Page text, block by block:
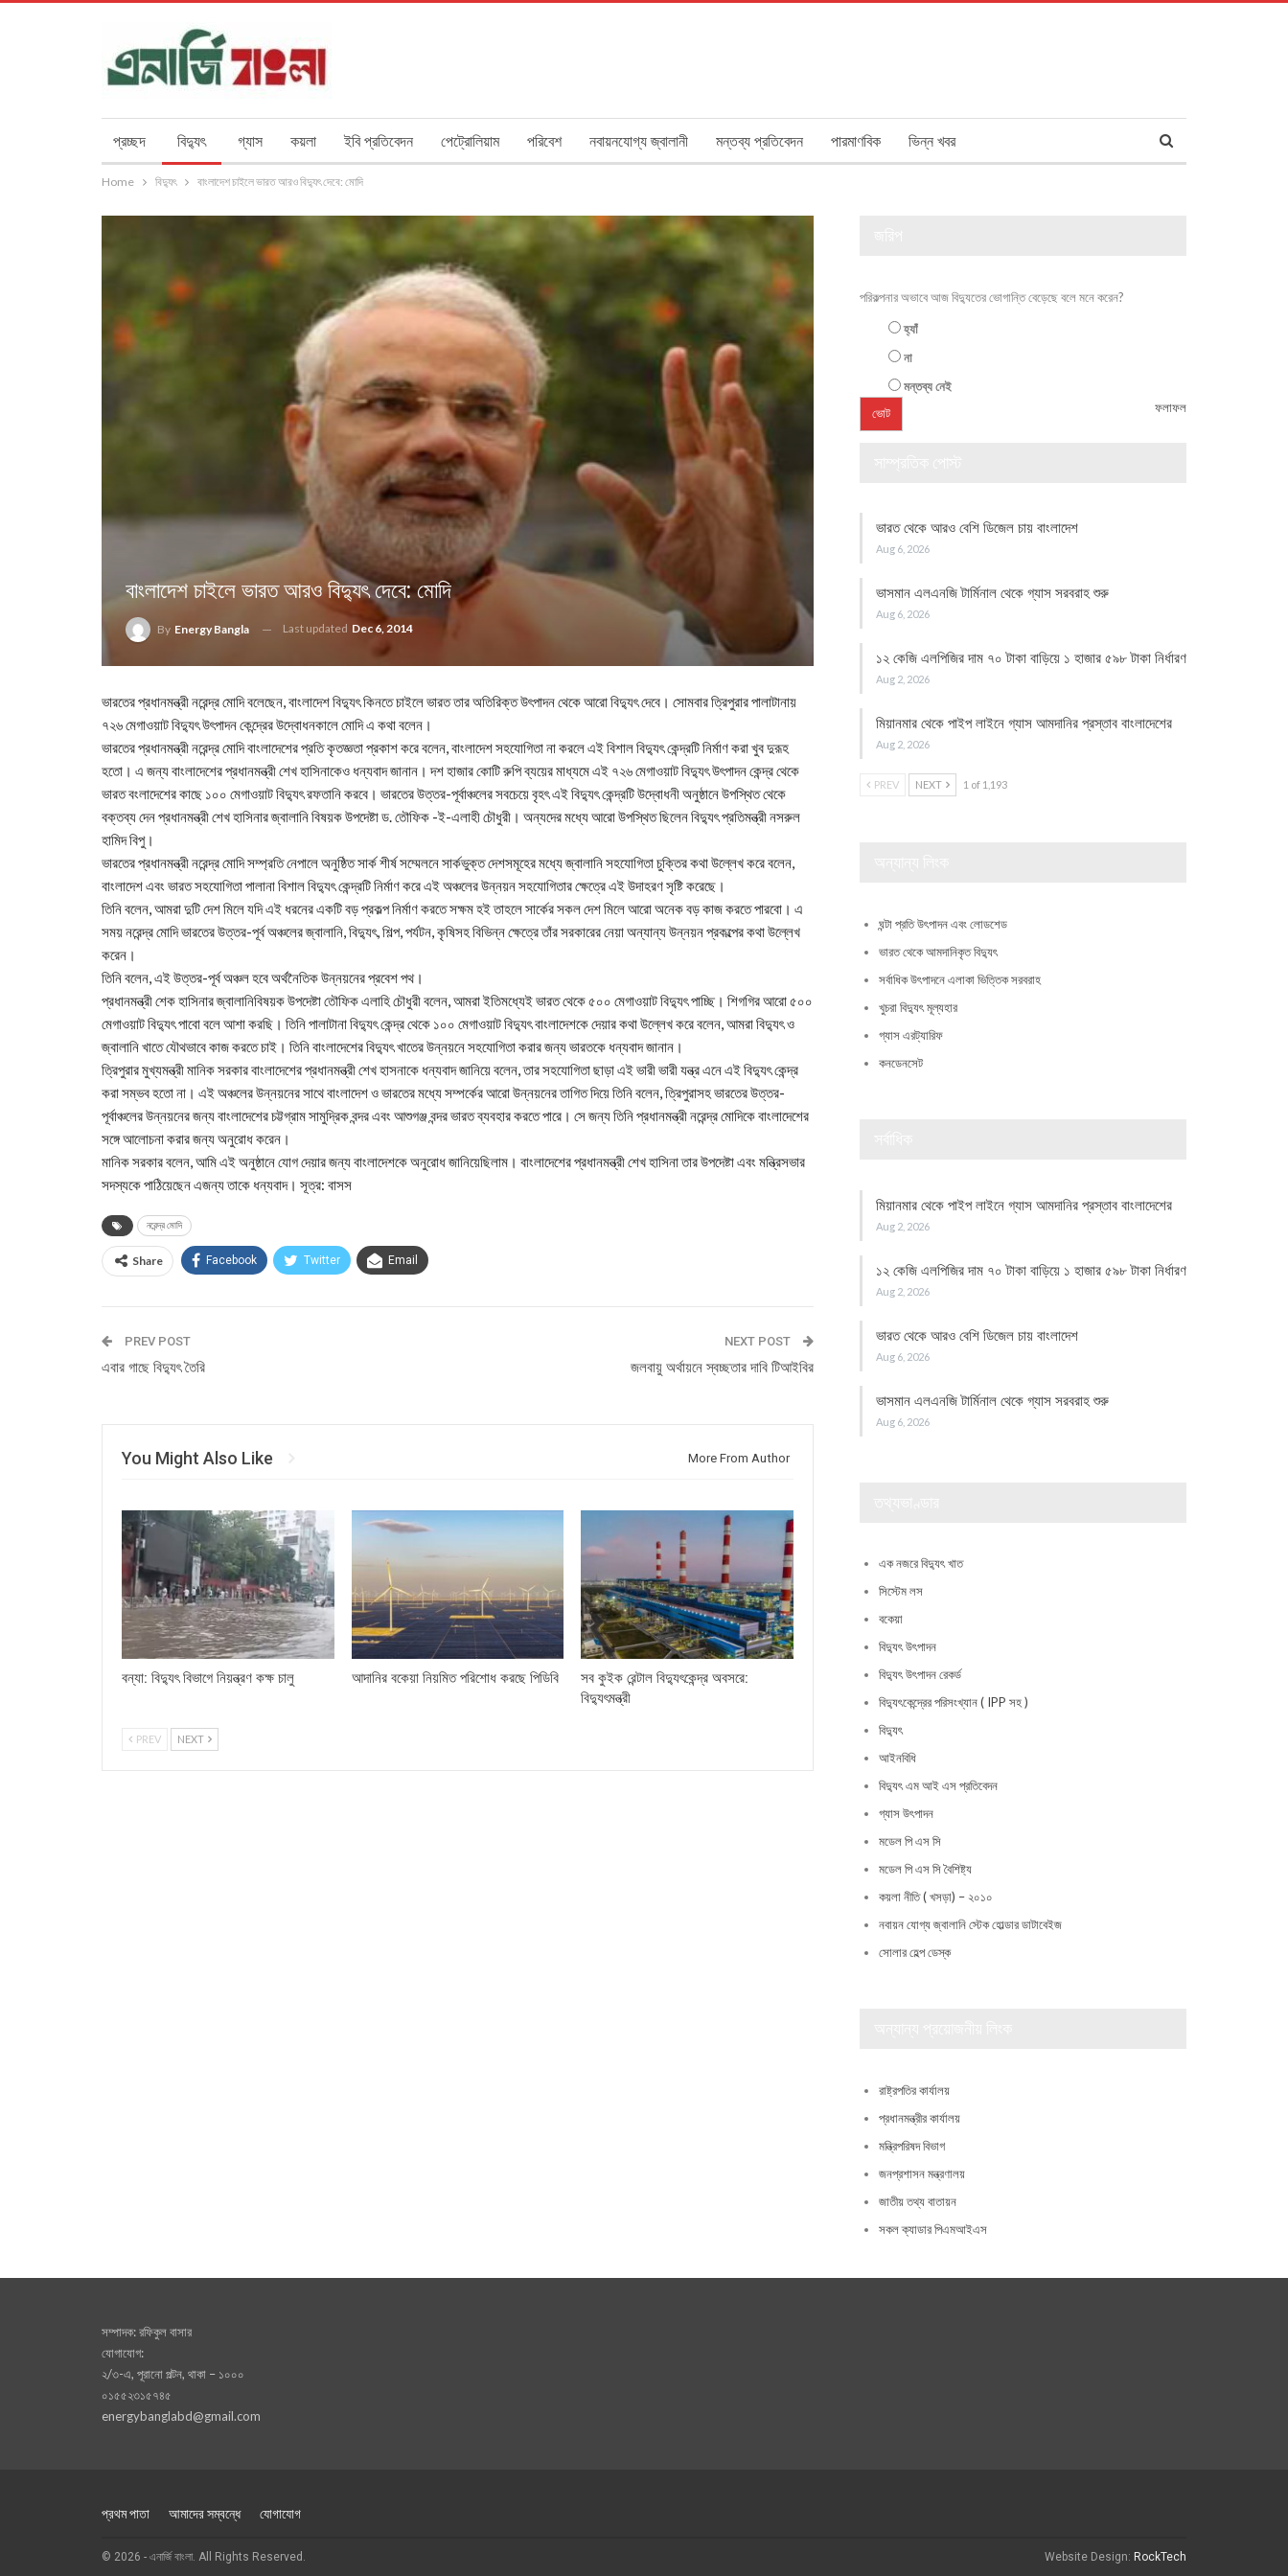
প্রচ্ছদ বিদ্যুৎ গ্যাস কয়লা ইবি প্রতিবেদন পেট্রোলিয়াম পরিবেশ নবায়নযোগ্য জ্বালানী মন্তব্য প্রতিবেদন পারমাণবিক ভিন্ন খবর
Home বিদ্যুৎ বাংলাদেশ চাইলে ভারত আরও বিদ্যুৎ দেবে: মোদি
বাংলাদেশ চাইলে ভারত আরও বিদ্যুৎ দেবে: মোদি
By Energy Bangla Last updated Dec 6, 2014
ভারতের প্রধানমন্ত্রী নরেন্দ্র মোদি বলেছেন, বাংলাদেশ বিদ্যুৎ কিনতে চাইলে ভারত তার অতিরিক্ত উৎপাদন থেকে আরো বিদ্যুৎ দেবে। সোমবার ত্রিপুরার পালাটানায়
৭২৬ মেগাওয়াট বিদ্যুৎ উৎপাদন কেন্দ্রের উদ্বোধনকালে মোদি এ কথা বলেন।
ভারতের প্রধানমন্ত্রী নরেন্দ্র মোদি বাংলাদেশের প্রতি কৃতজ্ঞতা প্রকাশ করে বলেন, বাংলাদেশ সহযোগিতা না করলে এই বিশাল বিদ্যুৎ কেন্দ্রটি নির্মাণ করা খুব দুরূহ
হতো। এ জন্য বাংলাদেশের প্রধানমন্ত্রী শেখ হাসিনাকেও ধন্যবাদ জানান। দশ হাজার কোটি রুপি ব্যয়ের মাধ্যমে এই ৭২৬ মেগাওয়াট বিদ্যুৎ উৎপাদন কেন্দ্র থেকে
ভারত বংলাদেশের কাছে ১০০ মেগাওয়াট বিদ্যুৎ রফতানি করবে। ভারতের উত্তর-পূর্বাঞ্চলের সবচেয়ে বৃহৎ এই বিদ্যুৎ কেন্দ্রটি উদ্বোধনী অনুষ্ঠানে উপস্থিত থেকে
বক্তব্য দেন প্রধানমন্ত্রী শেখ হাসিনার জ্বালানি বিষয়ক উপদেষ্টা ড. তৌফিক -ই-এলাহী চৌধুরী। অন্যদের মধ্যে আরো উপস্থিত ছিলেন বিদ্যুৎ প্রতিমন্ত্রী নসরুল
হামিদ বিপু।
ভারতের প্রধানমন্ত্রী নরেন্দ্র মোদি সম্প্রতি নেপালে অনুষ্ঠিত সার্ক শীর্ষ সম্মেলনে সার্কভুক্ত দেশসমূহের মধ্যে জ্বালানি সহযোগিতা চুক্তির কথা উল্লেখ করে বলেন,
বাংলাদেশ এবং ভারত সহযোগিতা পালানা বিশাল বিদ্যুৎ কেন্দ্রটি নির্মাণ করে এই অঞ্চলের উন্নয়ন সহযোগিতার ক্ষেত্রে এই উদাহরণ সৃষ্টি করেছে।
তিনি বলেন, আমরা দুটি দেশ মিলে যদি এই ধরনের একটি বড় প্রকল্প নির্মাণ করতে সক্ষম হই তাহলে সার্কের সকল দেশ মিলে আরো অনেক বড় কাজ করতে পারবো। এ
সময় নরেন্দ্র মোদি ভারতের উত্তর-পূর্ব অঞ্চলের জ্বালানি, বিদ্যুৎ, শিল্প, পর্যটন, কৃষিসহ বিভিন্ন ক্ষেত্রে তাঁর সরকারের নেয়া অন্যান্য উন্নয়ন প্রকল্পের কথা উল্লেখ
করেন।
তিনি বলেন, এই উত্তর-পূর্ব অঞ্চল হবে অর্থনৈতিক উন্নয়নের প্রবেশ পথ।
প্রধানমন্ত্রী শেক হাসিনার জ্বালানিবিষয়ক উপদেষ্টা তৌফিক এলাহি চৌধুরী বলেন, আমরা ইতিমধ্যেই ভারত থেকে ৫০০ মেগাওয়াট বিদ্যুৎ পাচ্ছি। শিগগির আরো ৫০০
মেগাওয়াট বিদ্যুৎ পাবো বলে আশা করছি। তিনি পালাটানা বিদ্যুৎ কেন্দ্র থেকে ১০০ মেগাওয়াট বিদ্যুৎ বাংলাদেশকে দেয়ার কথা উল্লেখ করে বলেন, আমরা বিদ্যুৎ ও
জ্বালানি খাতে যৌথভাবে কাজ করতে চাই। তিনি বাংলাদেশের বিদ্যুৎ খাতের উন্নয়নে সহযোগিতা করার জন্য ভারতকে ধন্যবাদ জানান।
ত্রিপুরার মুখ্যমন্ত্রী মানিক সরকার বাংলাদেশের প্রধানমন্ত্রী শেখ হাসনাকে ধন্যবাদ জানিয়ে বলেন, তার সহযোগিতা ছাড়া এই ভারী ভারী যন্ত্র এনে এই বিদ্যুৎ কেন্দ্র
করা সম্ভব হতো না। এই অঞ্চলের উন্নয়নের সাথে বাংলাদেশ ও ভারতের মধ্যে সম্পর্কের আরো উন্নয়নের তাগিত দিয়ে তিনি বলেন, ত্রিপুরাসহ ভারতের উত্তর-
পূর্বাঞ্চলের উন্নয়নের জন্য বাংলাদেশের চট্টগ্রাম সামুদ্রিক বন্দর এবং আশুগঞ্জ বন্দর ভারত ব্যবহার করতে পারে। সে জন্য তিনি প্রধানমন্ত্রী নরেন্দ্র মোদিকে বাংলাদেশের
সঙ্গে আলোচনা করার জন্য অনুরোধ করেন।
মানিক সরকার বলেন, আমি এই অনুষ্ঠানে যোগ দেয়ার জন্য বাংলাদেশকে অনুরোধ জানিয়েছিলাম। বাংলাদেশের প্রধানমন্ত্রী শেখ হাসিনা তার উপদেষ্টা এবং মন্ত্রিসভার
সদস্যকে পাঠিয়েছেন এজন্য তাকে ধন্যবাদ। সূত্র: বাসস
নরেন্দ্র মোদি
Share Facebook Twitter Email
PREV POST
এবার গাছে বিদ‌্যুৎ তৈরি
NEXT POST
জলবায়ু অর্থায়নে স্বচ্ছতার দাবি টিআইবির
You Might Also Like More From Author
বন্যা: বিদ্যুৎ বিভাগে নিয়ন্ত্রণ কক্ষ চালু আদানির বকেয়া নিয়মিত পরিশোধ করছে পিডিবি
সব কুইক রেন্টাল বিদ্যুৎকেন্দ্র অবসরে:
বিদ্যুৎমন্ত্রী
PREV NEXT
পরিকল্পনার অভাবে আজ বিদ্যুতের ভোগান্তি বেড়েছে বলে মনে করেন?
হ্যাঁ
না
মন্তব্য নেই
ফলাফল
ভারত থেকে আরও বেশি ডিজেল চায় বাংলাদেশ
Aug 6, 2026
ভাসমান এলএনজি টার্মিনাল থেকে গ্যাস সরবরাহ শুরু
Aug 6, 2026
১২ কেজি এলপিজির দাম ৭০ টাকা বাড়িয়ে ১ হাজার ৫৯৮ টাকা নির্ধারণ
Aug 2, 2026
মিয়ানমার থেকে পাইপ লাইনে গ্যাস আমদানির প্রস্তাব বাংলাদেশের
Aug 2, 2026
PREV NEXT 1 of 1,193
ঘন্টা প্রতি উৎপাদন এবং লোডশেড
ভারত থেকে আমদানিকৃত বিদ্যুৎ
সর্বাধিক উৎপাদনে এলাকা ভিত্তিক সরবরাহ
খুচরা বিদ্যুৎ মূল্যহার
গ্যাস এরট্যারিফ
কনডেনসেট
মিয়ানমার থেকে পাইপ লাইনে গ্যাস আমদানির প্রস্তাব বাংলাদেশের
Aug 2, 2026
১২ কেজি এলপিজির দাম ৭০ টাকা বাড়িয়ে ১ হাজার ৫৯৮ টাকা নির্ধারণ
Aug 2, 2026
ভারত থেকে আরও বেশি ডিজেল চায় বাংলাদেশ
Aug 6, 2026
ভাসমান এলএনজি টার্মিনাল থেকে গ্যাস সরবরাহ শুরু
Aug 6, 2026
এক নজরে বিদ্যুৎ খাত
সিস্টেম লস
বকেয়া
বিদ্যুৎ উৎপাদন
বিদ্যুৎ উৎপাদন রেকর্ড
বিদ্যুৎকেন্দ্রের পরিসংখ্যান ( IPP সহ )
বিদ্যুৎ
আইনবিধি
বিদ্যুৎ এম আই এস প্রতিবেদন
গ্যাস উৎপাদন
মডেল পি এস সি
মডেল পি এস সি বৈশিষ্ট্য
কয়লা নীতি ( খসড়া) – ২০১০
নবায়ন যোগ্য জ্বালানি স্টেক হোল্ডার ডাটাবেইজ
সোলার হেল্প ডেস্ক
রাষ্ট্রপতির কার্যালয়
প্রধানমন্ত্রীর কার্যালয়
মন্ত্রিপরিষদ বিভাগ
জনপ্রশাসন মন্ত্রণালয়
জাতীয় তথ্য বাতায়ন
সকল ক্যাডার পিএমআইএস
সম্পাদক: রফিকুল বাসার
যোগাযোগ:
২/৩-এ, পূরানো পল্টন, থাকা – ১০০০
০১৫৫২৩১৫৭৪৫
energybanglabd@gmail.com
প্রথম পাতা আমাদের সম্বন্ধে যোগাযোগ
© 2026 - এনার্জি বাংলা. All Rights Reserved. Website Design: RockTech